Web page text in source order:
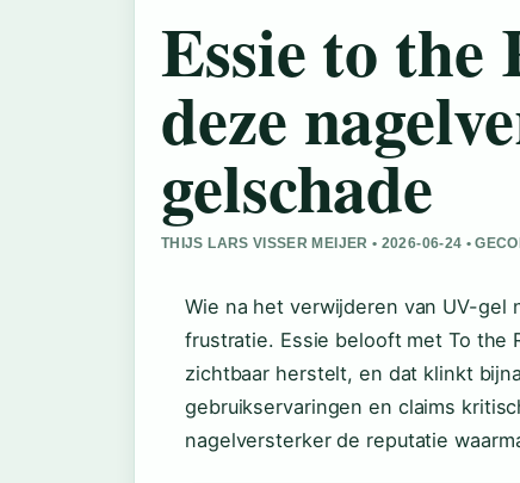
Essie to the
deze
gelschade
THIJS LARS VISSER MEIJER • 2026-06-24 •
Wie na het verwijderen van UV-
frustratie. Essie belooft met To the
zichtbaar herstelt, en dat klinkt
gebruikservaringen en claims
nagelversterker de reputatie